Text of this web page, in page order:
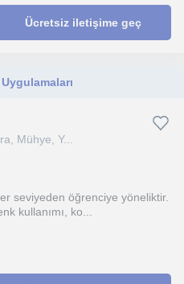
Ücretsiz iletişime geç
Mühye, Y...
seviyeden öğrenciye yöneliktir.
kullanımı, ko...